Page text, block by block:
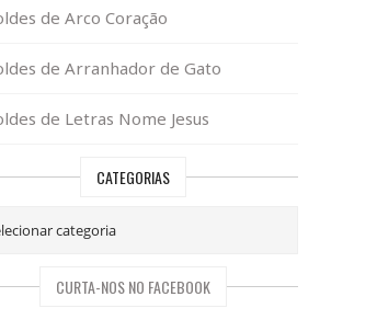
de Arco Coração
de Arranhador de Gato
de Letras Nome Jesus
CATEGORIAS
CURTA-NOS NO FACEBOOK